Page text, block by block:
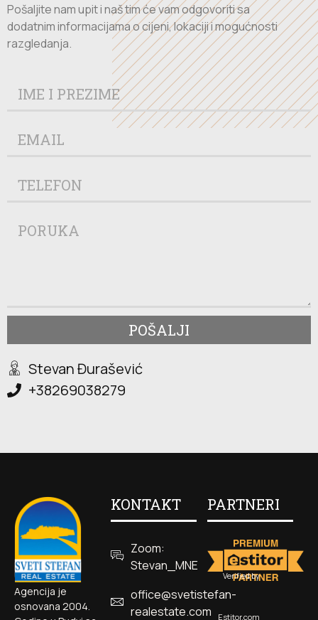
Pošaljite nam upit i naš tim će vam odgovoriti sa
dodatnim informacijama o cijeni, lokaciji i mogućnosti
razgledanja.
POŠALJI
Stevan Đurašević
+38269038279
PARTNERI
Verified by
Estitor.com
KONTAKT
Zoom:
Stevan_MNE
office@svetistefan-
realestate.com
Agencija je
osnovana 2004.